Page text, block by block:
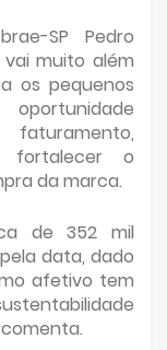
SP Pedro
vai muito além
os pequenos
fortalecer o
da marca.
de 352 mil
data, dado
afetivo tem